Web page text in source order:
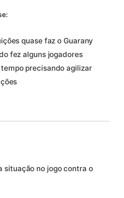
quase faz o Guarany
fez alguns jogadores
precisando agilizar
situação no jogo contra o